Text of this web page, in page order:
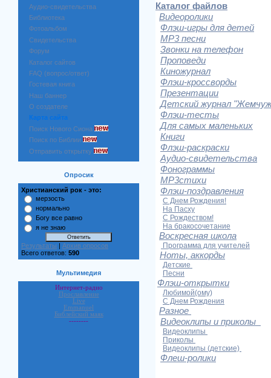
Аудио-свидетельства
Библиотека
Фотоальбом
Свидетельства
Форум
Каталог сайтов
FAQ (вопрос/ответ)
Гостевая книга
Наш баннер
О создателе
Карта сайта
Поиск Нового Сиона
Поиск по Библии
Отправить открытку
Опросик
Христианский рок - это:
мерзость
нормально
Богу все равно
я не знаю
Результаты | Архив опросов
Всего ответов: 590
Мультимедия
Интернет-радио
Прославление
Live
Emmanuel
Библейский маяк
--------
Каталог файлов
Видеоролики
Флэш-игры для детей
MP3 песни
Звонки на телефон
Проповеди
Киножурнал
Флэш-кроссворды
Презентации
Детский журнал
Флэш-тесты
Для самых маленьких
Книги
Флэш-раскраски
Аудио-свидетельства
Фонограммы
MP3стихи
Флэш-поздравления
С Днем Рождения!
На Пасху
С Рождеством!
На бракосочетание
Воскресная школа
Программа для учителей
Ноты, аккорды
Детские
Песни
Флэш-открытки
Любимой(ому)
С Днем Рождения
Разное
Видеоклипы и приколы
Видеоклипы
Приколы
Видеоклипы (детские)
Флеш-ролики